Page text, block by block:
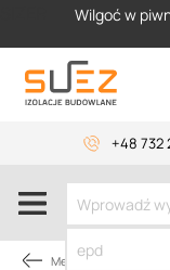
Wilgoć w
+48 732
Membrany dachowe